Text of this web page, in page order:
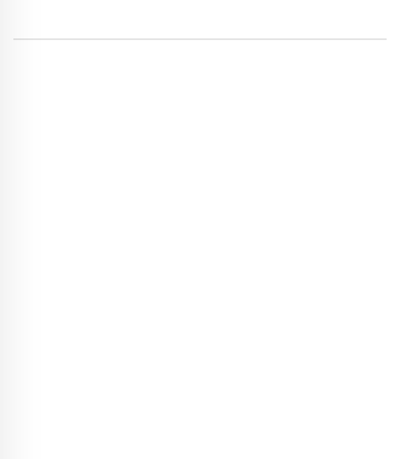
تملّكهم، بعد أن طالت غيبوبتي المستسلمة لتأثير